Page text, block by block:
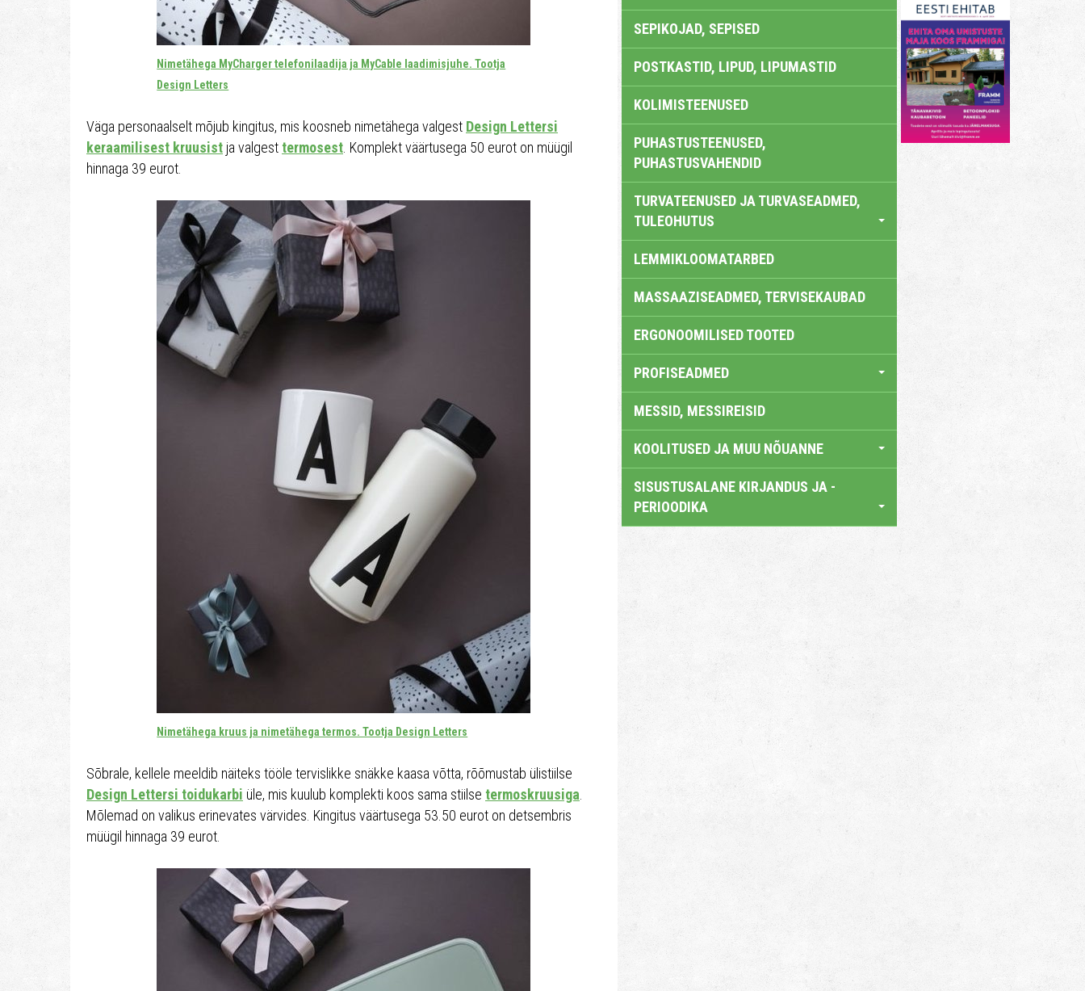
Nimetähega MyCharger telefonilaadija ja MyCable laadimisjuhe. Tootja
Design Letters
Väga personaalselt mõjub kingitus, mis koosneb nimetähega valgest Design Lettersi
keraamilisest kruusist ja valgest termosest . Komplekt väärtusega 50 eurot on müügil
hinnaga 39 eurot.
Nimetähega kruus ja nimetähega termos. Tootja Design Letters
Sõbrale, kellele meeldib näiteks tööle tervislikke snäkke kaasa võtta, rõõmustab ülistiilse
Design Lettersi toidukarbi üle, mis kuulub komplekti koos sama stiilse termoskruusiga
Mõlemad on valikus erinevates värvides. Kingitus väärtusega 53.50 eurot on detsembris
müügil hinnaga 39 eurot.
SEPIKOJAD, SEPISED
POSTKASTID, LIPUD, LIPUMASTID
KOLIMISTEENUSED
PUHASTUSTEENUSED,
PUHASTUSVAHENDID
TURVATEENUSED JA TURVASEADMED,
TULEOHUTUS
LEMMIKLOOMATARBED
MASSAAZISEADMED, TERVISEKAUBAD
ERGONOOMILISED TOOTED
PROFISEADMED
MESSID, MESSIREISID
KOOLITUSED JA MUU NÕUANNE
SISUSTUSALANE KIRJANDUS JA -
PERIOODIKA